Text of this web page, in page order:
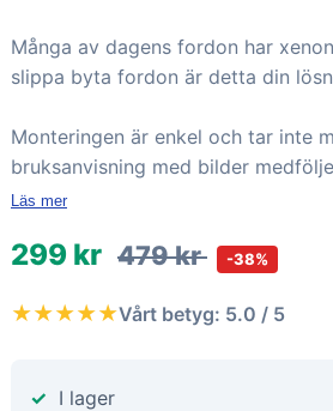
Många av dagens fordon har
slippa byta fordon är detta din
Monteringen är enkel och tar inte
bruksanvisning med bilder
Läs mer
299 kr 479 kr -38%
★★★★★Vårt betyg: 5.0 / 5
I lager